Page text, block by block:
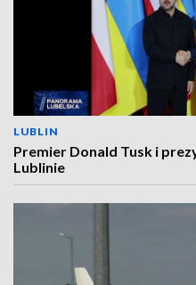
LUBLIN
Premier Donald Tusk i
Lublinie